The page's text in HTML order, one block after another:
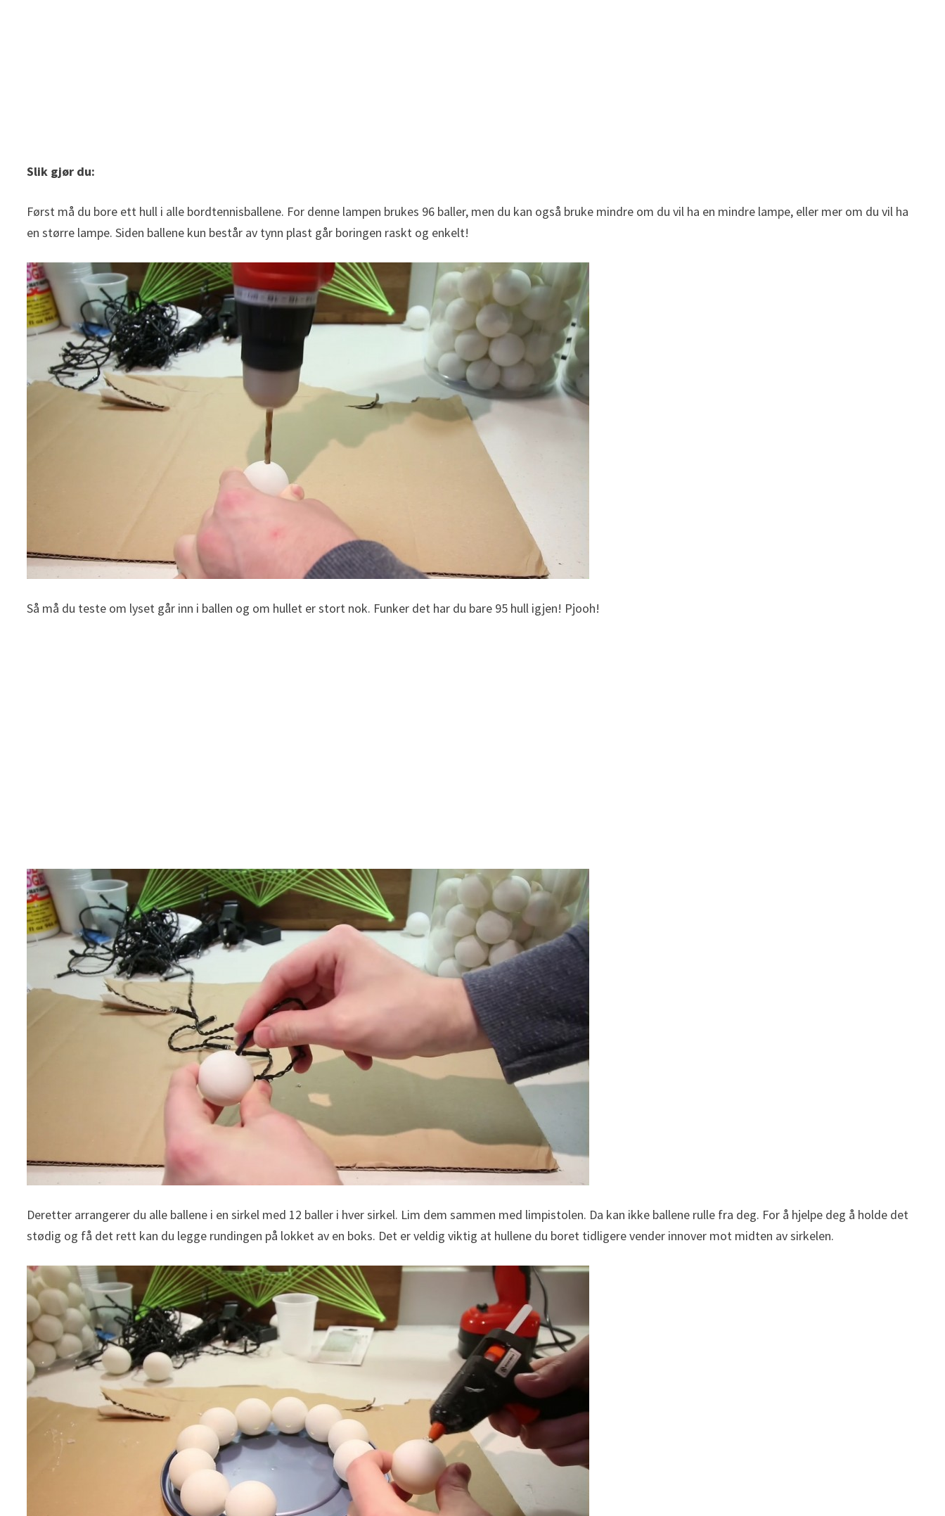
Slik gjør du:
Først må du bore ett hull i alle bordtennisballene. For denne lampen brukes 96 baller, men du kan også bruke mindre om du vil ha en mindre lampe, eller mer om du vil ha
en større lampe. Siden ballene kun består av tynn plast går boringen raskt og enkelt!
Så må du teste om lyset går inn i ballen og om hullet er stort nok. Funker det har du bare 95 hull igjen! Pjooh!
Deretter arrangerer du alle ballene i en sirkel med 12 baller i hver sirkel. Lim dem sammen med limpistolen. Da kan ikke ballene rulle fra deg. For å hjelpe deg å holde det
stødig og få det rett kan du legge rundingen på lokket av en boks. Det er veldig viktig at hullene du boret tidligere vender innover mot midten av sirkelen.